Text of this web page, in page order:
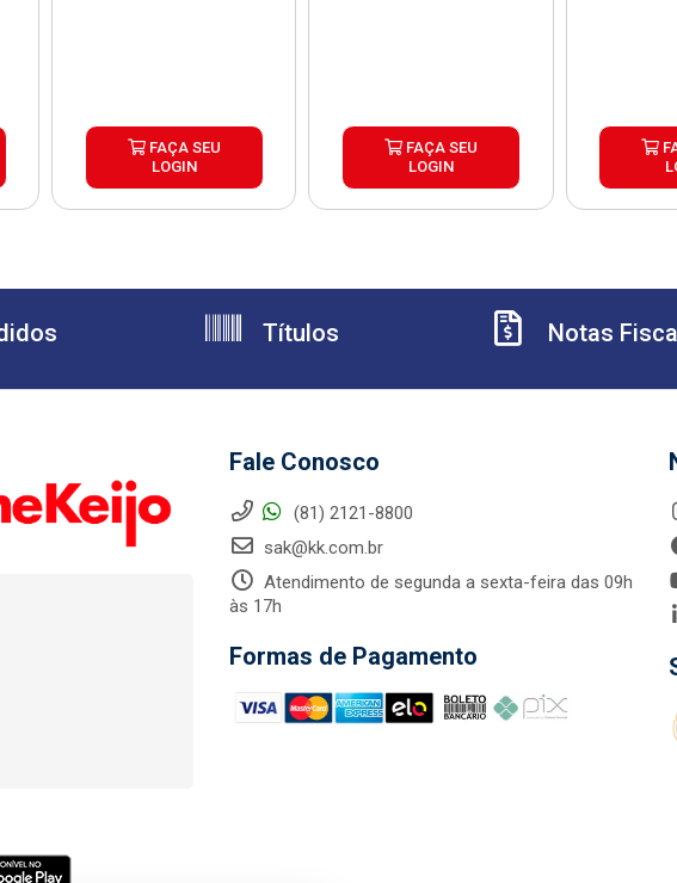
FAÇA SEU
LOGIN
FAÇA SEU
LOGIN
Títulos Notas
Fale Conosco
(81) 2121-8800
sak@kk.com.br
Atendimento de segunda a sexta-feira das 09h
às 17h
Formas de Pagamento